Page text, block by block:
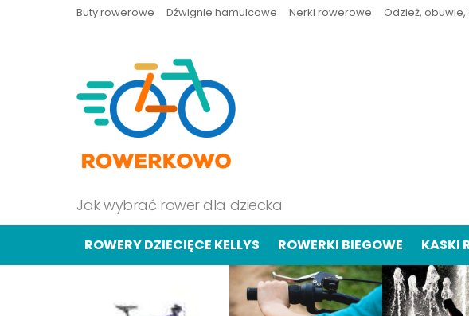
Buty rowerowe Dźwignie hamulcowe Nerki rowerowe Odzież,
Jak wybrać rower dla dziecka
ROWERY DZIECIĘCE KELLYS ROWERKI BIEGOWE KASKI